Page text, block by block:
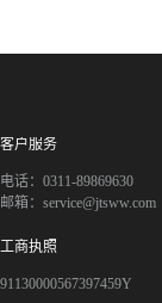
客户服务
电话：0311-89869630
邮箱：service@jtsww.com
工商执照
91130000567397459Y